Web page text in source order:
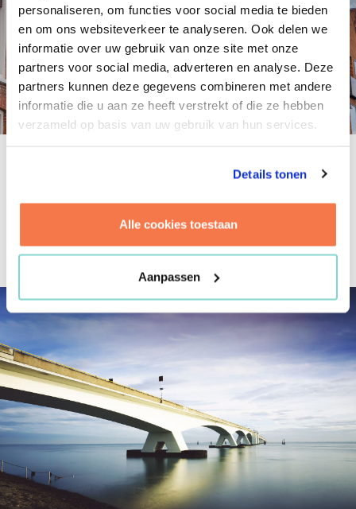
personaliseren, om functies voor social media te bieden
en om ons websiteverkeer te analyseren. Ook delen we
informatie over uw gebruik van onze site met onze
partners voor social media, adverteren en analyse. Deze
partners kunnen deze gegevens combineren met andere
informatie die u aan ze heeft verstrekt of die ze hebben
verzameld op basis van uw gebruik van hun services.
Details tonen
Alle cookies toestaan
Aanpassen
Gemeentelijke fusie in Groningen: hoe organiseer
je dat met je vastgoedorganisatie?